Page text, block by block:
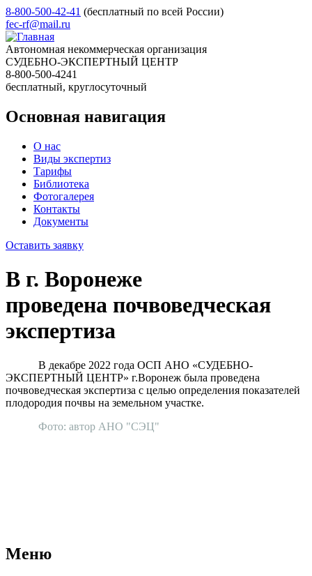
8-800-500-42-41 (бесплатный по всей России)
fec-rf@mail.ru
Автономная некоммерческая организация
СУДЕБНО-ЭКСПЕРТНЫЙ ЦЕНТР
8-800-500-4241
бесплатный, круглосуточный
Основная навигация
О нас
Виды экспертиз
Тарифы
Библиотека
Фотогалерея
Контакты
Документы
Оставить заявку
В г. Воронеже
проведена почвоведческая
экспертиза
В декабре 2022 года ОСП АНО «СУДЕБНО-
ЭКСПЕРТНЫЙ ЦЕНТР» г.Воронеж была проведена
почвоведческая экспертиза с целью определения показателей
плодородия почвы на земельном участке.
Фото: автор АНО "СЭЦ"
Меню